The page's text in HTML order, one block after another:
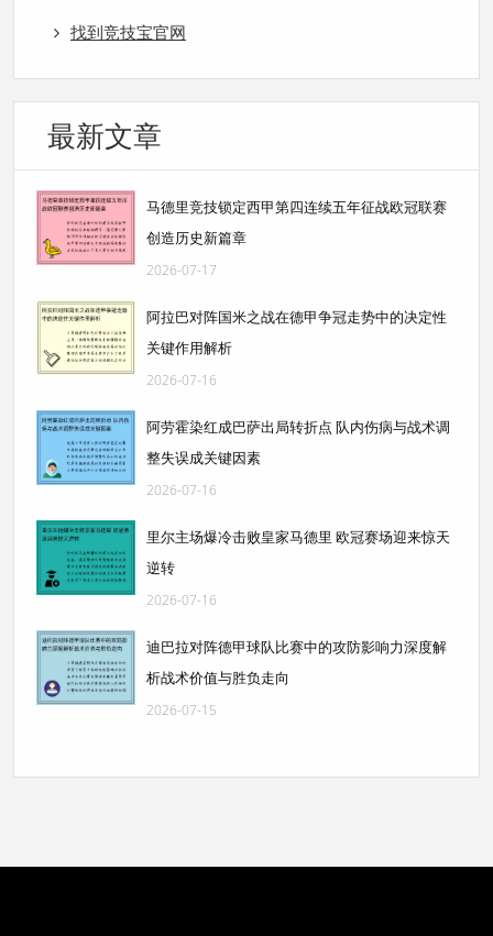
找到竞技宝官网
最新文章
马德里竞技锁定西甲第四连续五年征战欧冠联赛
创造历史新篇章
2026-07-17
阿拉巴对阵国米之战在德甲争冠走势中的决定性
关键作用解析
2026-07-16
阿劳霍染红成巴萨出局转折点 队内伤病与战术调
整失误成关键因素
2026-07-16
里尔主场爆冷击败皇家马德里 欧冠赛场迎来惊天
逆转
2026-07-16
迪巴拉对阵德甲球队比赛中的攻防影响力深度解
析战术价值与胜负走向
2026-07-15